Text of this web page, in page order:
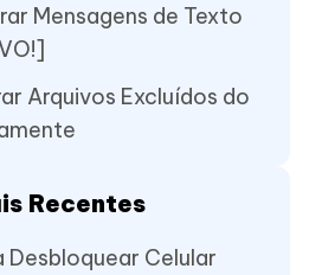
Mensagens de Texto
Arquivos Excluídos do
Recentes
Desbloquear Celular